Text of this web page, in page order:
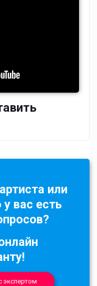
или
вас есть
экспертом